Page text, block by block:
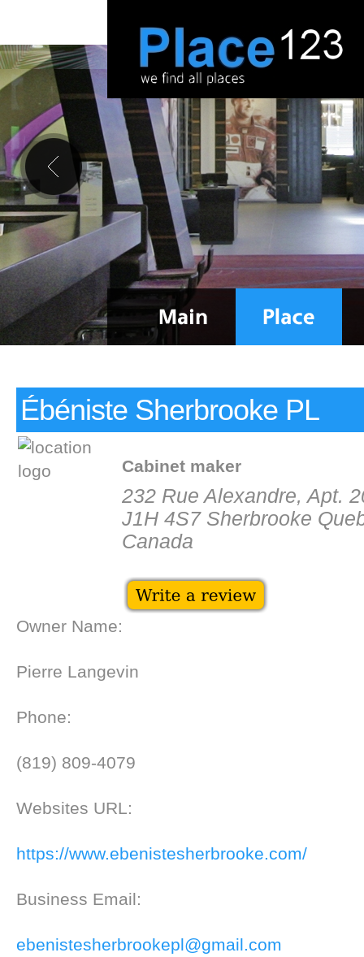
Ébéniste Sherbrooke PL
Cabinet maker
232 Rue Alexandre, Apt.
J1H 4S7 Sherbrooke
Canada
Owner Name:
Pierre Langevin
Phone:
(819) 809-4079
Websites URL:
https://www.ebenistesherbrooke.com/
Business Email:
ebenistesherbrookepl@gmail.com